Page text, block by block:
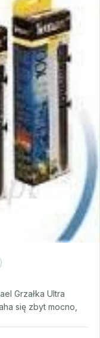
Grzałka Ultra
się zbyt mocno,